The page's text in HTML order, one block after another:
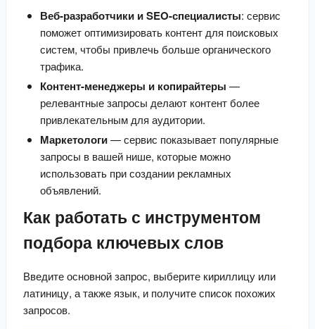
Веб-разработчики и SEO-специалисты: сервис
поможет оптимизировать контент для поисковых
систем, чтобы привлечь больше органического
трафика.
Контент-менеджеры и копирайтеры —
релевантные запросы делают контент более
привлекательным для аудитории.
Маркетологи— сервис показывает популярные
запросы в вашей нише, которые можно
использовать при создании рекламных
объявлений.
Как работать с инструментом
подбора ключевых слов
Введите основной запрос, выберите кириллицу или
латиницу, а также язык, и получите список похожих
запросов.